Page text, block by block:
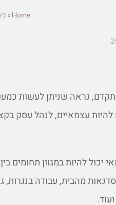
Home
»
נראה שניתן לעשות
להיות עצמאיים, לנהל עסק
יכול להיות במגוון תחומים
מהבית, עבודה בנגרות,